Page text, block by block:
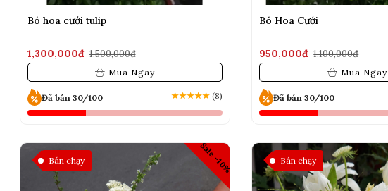
Bó hoa cưới tulip
1,300,000đ 1,500,000đ
Mua Ngay
Đã bán 30/100 ★★★★★ (8)
Bó Hoa Cưới
950,000đ 1,100,000đ
Mua Ngay
Đã bán 30/100
Bán chạy Sale -10% Bán chạy